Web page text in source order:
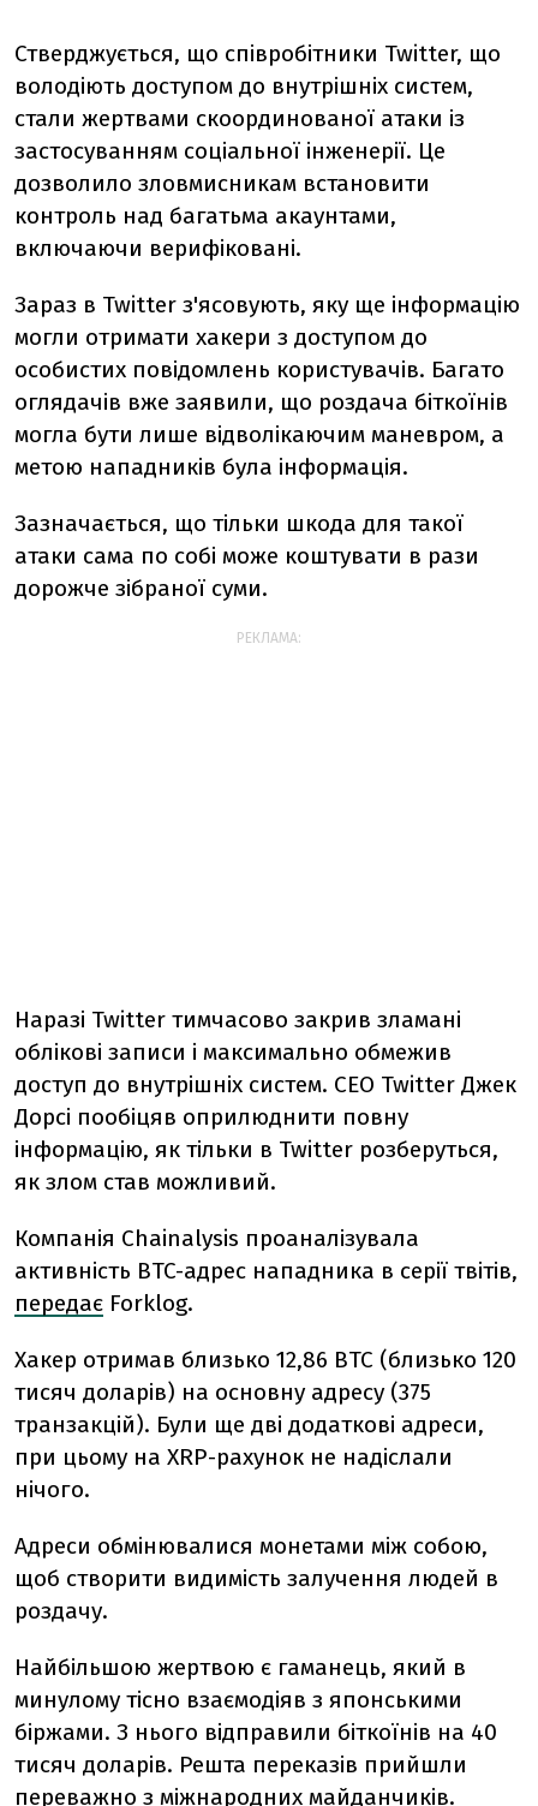
Стверджується, що співробітники Twitter, що
володіють доступом до внутрішніх систем,
стали жертвами скоординованої атаки із
застосуванням соціальної інженерії. Це
дозволило зловмисникам встановити
контроль над багатьма акаунтами,
включаючи верифіковані.
Зараз в Twitter з'ясовують, яку ще інформацію
могли отримати хакери з доступом до
особистих повідомлень користувачів. Багато
оглядачів вже заявили, що роздача біткоїнів
могла бути лише відволікаючим маневром, а
метою нападників була інформація.
Зазначається, що тільки шкода для такої
атаки сама по собі може коштувати в рази
дорожче зібраної суми.
РЕКЛАМА:
Наразі Twitter тимчасово закрив зламані
облікові записи і максимально обмежив
доступ до внутрішніх систем. CEO Twitter Джек
Дорсі пообіцяв оприлюднити повну
інформацію, як тільки в Twitter розберуться,
як злом став можливий.
Компанія Chainalysis проаналізувала
активність BTC-адрес нападника в серії твітів,
передає Forklog.
Хакер отримав близько 12,86 BTC (близько 120
тисяч доларів) на основну адресу (375
транзакцій). Були ще дві додаткові адреси,
при цьому на XRP-рахунок не надіслали
нічого.
Адреси обмінювалися монетами між собою,
щоб створити видимість залучення людей в
роздачу.
Найбільшою жертвою є гаманець, який в
минулому тісно взаємодіяв з японськими
біржами. З нього відправили біткоїнів на 40
тисяч доларів. Решта переказів прийшли
переважно з міжнародних майданчиків.